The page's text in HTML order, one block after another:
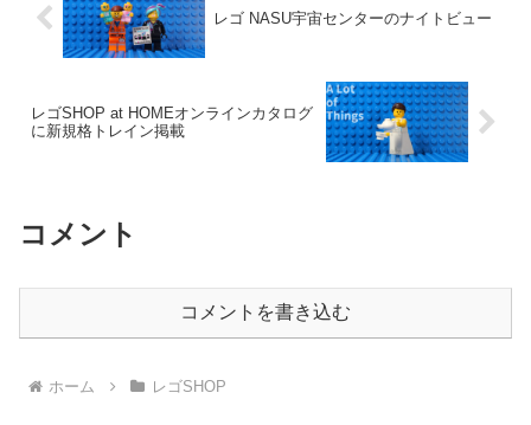
レゴ NASU宇宙センターのナイトビュー
レゴSHOP at HOMEオンラインカタログ
に新規格トレイン掲載
コメント
コメントを書き込む
ホーム レゴSHOP